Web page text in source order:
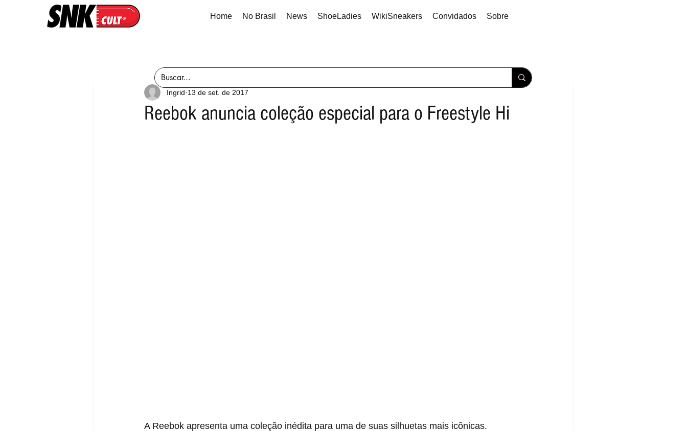
Home No Brasil News ShoeLadies WikiSneakers Convidados Sobre
Reebok anuncia coleção especial para o Freestyle Hi
Ingrid 13 de set. de 2017
A Reebok apresenta uma coleção inédita para uma de suas silhuetas mais icônicas.